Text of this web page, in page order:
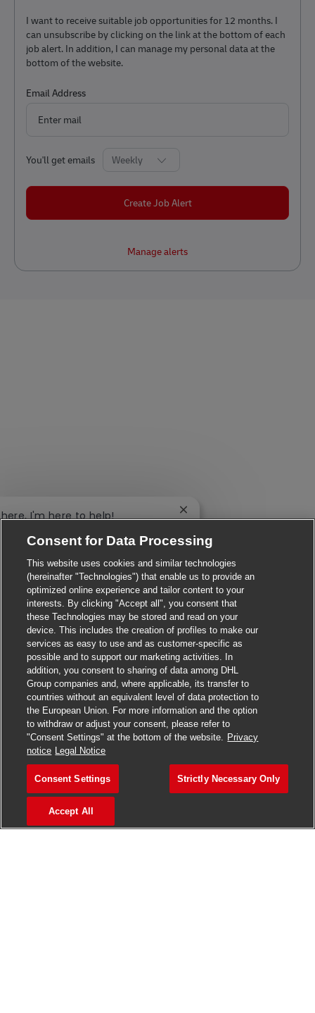
I want to receive suitable job opportunities for 12 months. I
can unsubscribe by clicking on the link at the bottom of each
job alert. In addition, I can manage my personal data at the
bottom of the website.
Email AddressRequired
You'll get emailsRequired
Create Job Alert
Manage alerts
Consent for Data Processing
This website uses cookies and similar technologies
(hereinafter "Technologies") that enable us to provide an
optimized online experience and tailor content to your
interests. By clicking "Accept all", you consent that
these Technologies may be stored and read on your
device. This includes the creation of profiles to make our
services as easy to use and as customer-specific as
possible and to support our marketing activities. In
addition, you consent to sharing of data among DHL
Group companies and, where applicable, its transfer to
countries without an equivalent level of data protection to
the European Union. For more information and the option
to withdraw or adjust your consent, please refer to
"Consent Settings" at the bottom of the website. Privacy
notice Legal Notice
Consent Settings Strictly Necessary Only
Accept All
I'm here to help!
Close chatbot notification
Explore Jobs